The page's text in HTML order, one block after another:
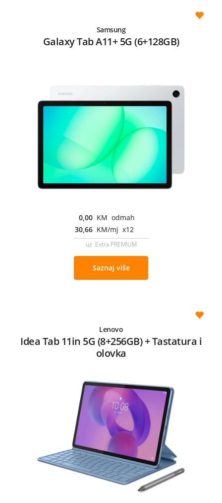
Samsung
Galaxy Tab A11+ 5G (6+128GB)
0,00 KM odmah
30,66 KM/mj x12
uz Extra PREMIUM
Saznaj više
Lenovo
Idea Tab 11in 5G (8+256GB) + Tastatura i
olovka